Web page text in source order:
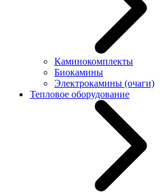
Каминокомплекты
Биокамины
Электрокамины (очаги)
Тепловое оборудование